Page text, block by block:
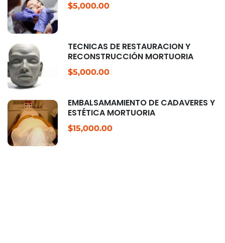
$5,000.00
TÉCNICAS DE RESTAURACIÓN Y
RECONSTRUCCIÓN MORTUORIA
$5,000.00
EMBALSAMAMIENTO DE CADÁVERES Y
ESTÉTICA MORTUORIA
$15,000.00